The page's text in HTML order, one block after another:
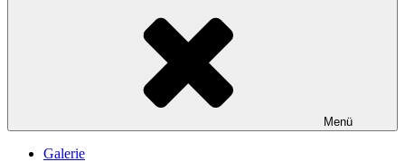
Menü
Galerie